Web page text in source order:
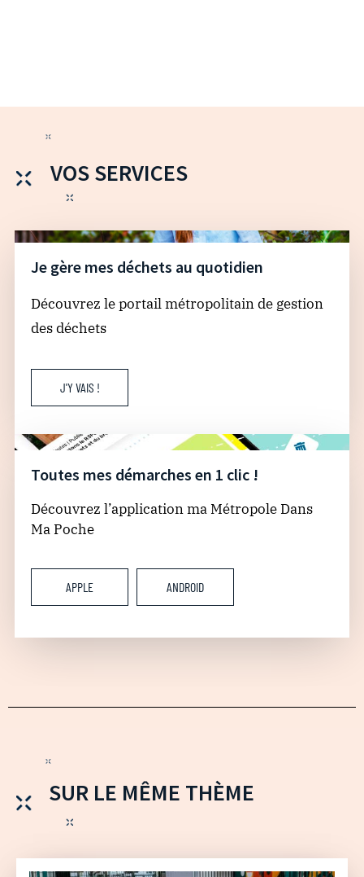
VOS SERVICES
Je gère mes déchets au quotidien
Découvrez le portail métropolitain de gestion
des déchets
J'Y VAIS !
Toutes mes démarches en 1 clic !
Découvrez l’application ma Métropole Dans
Ma Poche
APPLE ANDROID
SUR LE MÊME THÈME